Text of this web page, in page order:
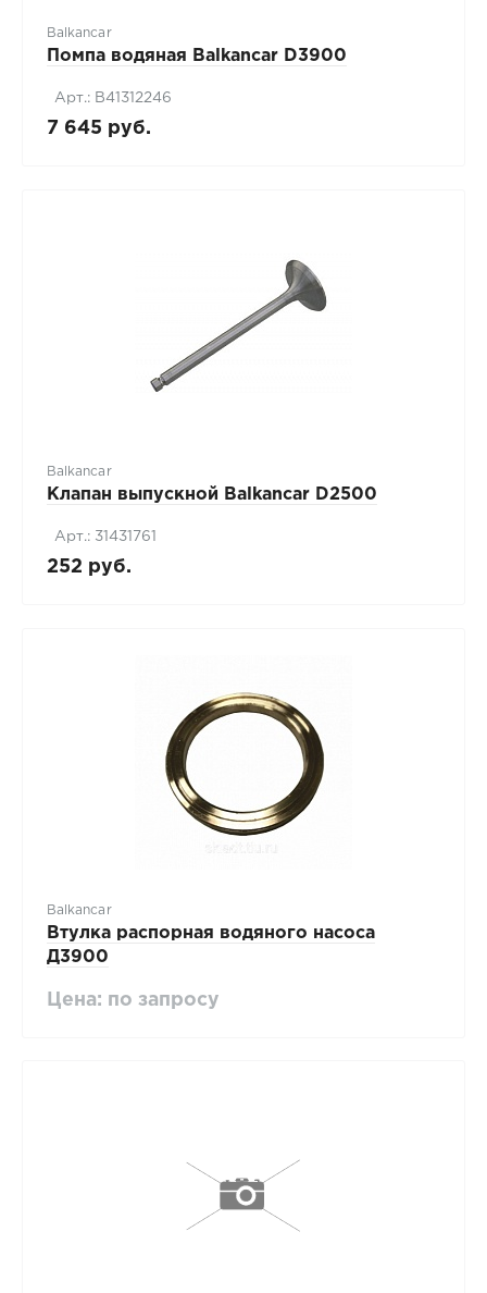
Balkancar
Помпа водяная Balkancar D3900
Арт.: B41312246
7 645 руб.
Balkancar
Клапан выпускной Balkancar D2500
Арт.: 31431761
252 руб.
Balkancar
Втулка распорная водяного насоса
Д3900
Цена: по запросу